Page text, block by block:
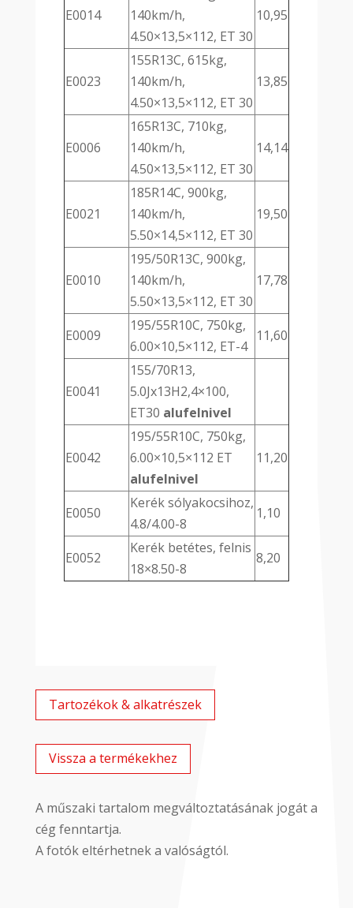
E0014
140km/h,
4.50×13,5×112, ET 30
10,95
E0023
155R13C, 615kg,
140km/h,
4.50×13,5×112, ET 30
13,85
E0006
165R13C, 710kg,
140km/h,
4.50×13,5×112, ET 30
14,14
E0021
185R14C, 900kg,
140km/h,
5.50×14,5×112, ET 30
19,50
E0010
195/50R13C, 900kg,
140km/h,
5.50×13,5×112, ET 30
17,78
E0009
195/55R10C, 750kg,
6.00×10,5×112, ET-4
11,60
E0041
155/70R13,
5.0Jx13H2,4×100,
ET30 alufelnivel
E0042
195/55R10C, 750kg,
6.00×10,5×112 ET
alufelnivel
11,20
E0050
Kerék sólyakocsihoz,
4.8/4.00-8
1,10
E0052
Kerék betétes, felnis
18×8.50-8
8,20
Tartozékok & alkatrészek
Vissza a termékekhez
A műszaki tartalom megváltoztatásának jogát a
cég fenntartja.
A fotók eltérhetnek a valóságtól.